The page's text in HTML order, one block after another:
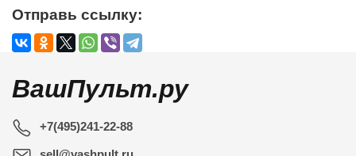
Отправь ссылку:
ВашПульт.ру
+7(495)241-22-88